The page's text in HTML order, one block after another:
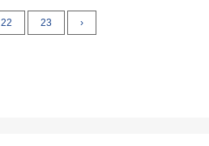
22 23 ›